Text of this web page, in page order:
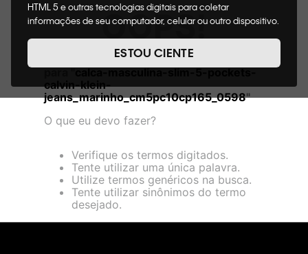
HTML 5 e outras tecnologias digitais para coletar
informações de seu computador, celular ou outro dispositivo.
de cookies, informaremos quais cookies usaremos e quais
suas funções. A forma como processamos os dados
nosso Aviso de Privacidade. Quando você visita nosso site,
consideraremos isso como sua solicitação específica para
fornecer a você toda a funcionalidade do site, incluindo,
entre outros, a capacidade de comprar um item em nossa
Cookies acesse o link.
ESTOU CIENTE
OOPS!
Não encontramos nenhum resultado
calvin-klein-
jeans_marinho_cm5pc10cp165_0598"
O que eu devo fazer?
Verifique os termos digitados.
Tente utilizar uma única palavra.
Utilize termos genéricos na busca.
Tente utilizar sinônimos do termo
desejado.